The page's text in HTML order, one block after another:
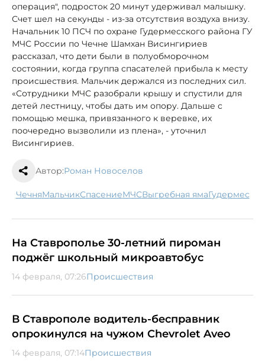
операция", подросток 20 минут удерживал малышку.
Счет шел на секунды - из-за отсутствия воздуха внизу.
Начальник 10 ПСЧ по охране Гудермесского района ГУ
МЧС России по Чечне Шамхан Висингириев
рассказал, что дети были в полуобморочном
состоянии, когда группа спасателей прибыла к месту
происшествия. Мальчик держался из последних сил.
«Сотрудники МЧС разобрали крышу и спустили для
детей лестницу, чтобы дать им опору. Дальше с
помощью мешка, привязанного к веревке, их
поочередно вызволили из плена», - уточнил
Висингириев.
Автор:Роман Новоселов
Чечня мальчик спасение МЧС выгребная яма Гудермес
На Ставрополье 30-летний пироман
поджёг школьный микроавтобус
14 февраля, 07:26Происшествия
В Ставрополе водитель-бесправник
опрокинулся на чужом Chevrolet Aveo
14 февраля, 07:14Происшествия